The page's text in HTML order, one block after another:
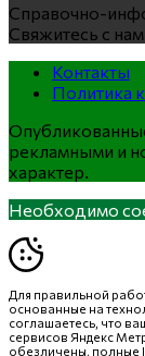
Справочно-
Свяжитесь с
Контакты
Политика
рекламными и
характер.
Необходимо
Для правильной
основанные на
соглашаетесь, что
сервисов Яндекс
обезличены, полные